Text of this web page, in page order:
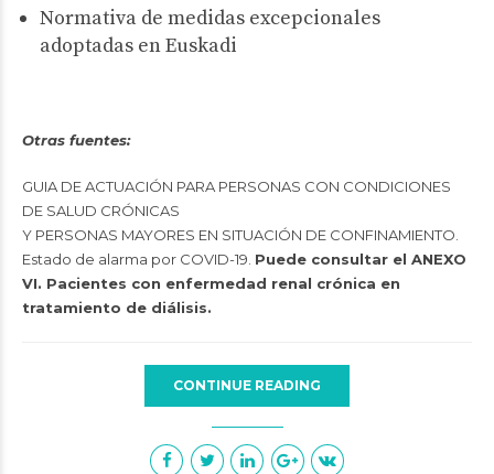
Normativa de medidas excepcionales
adoptadas en Euskadi
Otras fuentes:
GUIA DE ACTUACIÓN PARA PERSONAS CON CONDICIONES
DE SALUD CRÓNICAS
Y PERSONAS MAYORES EN SITUACIÓN DE CONFINAMIENTO.
Estado de alarma por COVID-19. Puede consultar el ANEXO
VI. Pacientes con enfermedad renal crónica en
tratamiento de diálisis.
CONTINUE READING